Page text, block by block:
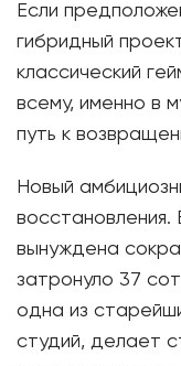
Если
гибридный
классический
всему, именно в
путь к
Новый
вынуждена
затронуло 37
одна из
студий, делает